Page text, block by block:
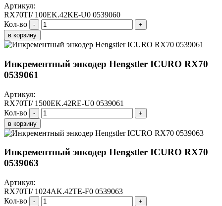
Артикул:
RX70TI/ 100EK.42KE-U0 0539060
Кол-во
-
+
в корзину
Инкрементный энкодер Hengstler ICURO RX70
0539061
Артикул:
RX70TI/ 1500EK.42RE-U0 0539061
Кол-во
-
+
в корзину
Инкрементный энкодер Hengstler ICURO RX70
0539063
Артикул:
RX70TI/ 1024AK.42TE-F0 0539063
Кол-во
-
+